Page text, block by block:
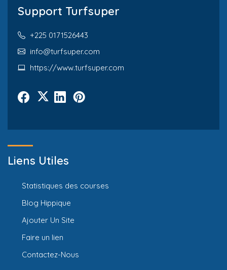
Support Turfsuper
+225 0171526443
info@turfsuper.com
https://www.turfsuper.com
Liens Utiles
Statistiques des courses
Blog Hippique
Ajouter Un Site
Faire un lien
Contactez-Nous